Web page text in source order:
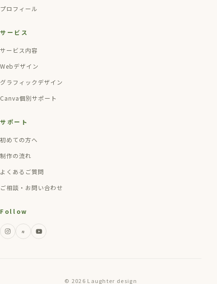
プロフィール
サービス
サービス内容
Webデザイン
グラフィックデザイン
Canva個別サポート
サポート
初めての方へ
制作の流れ
よくあるご質問
ご相談・お問い合わせ
Follow
n
© 2026 Laughter design